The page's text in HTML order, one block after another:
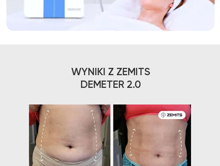
WYNIKI Z ZEMITS
DEMETER 2.0